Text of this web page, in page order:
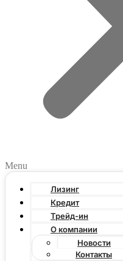
Menu
Лизинг
Кредит
Трейд-ин
О компании
Новости
Контакты